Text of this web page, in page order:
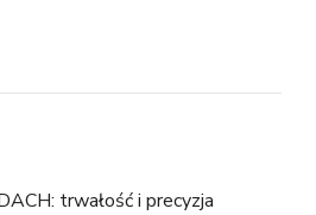
trwałość i precyzja